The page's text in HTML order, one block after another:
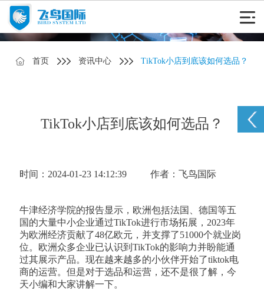
首页 资讯中心 TikTok小店到底该如何选品？
TikTok小店到底该如何选品？
时间：2024-01-23 14:12:39 作者：飞鸟国际
牛津经济学院的报告显示，欧洲包括法国、德国等五
国的大量中小企业通过TikTok进行市场拓展，2023年
为欧洲经济贡献了48亿欧元，并支撑了51000个就业岗
位。欧洲众多企业已认识到TikTok的影响力并盼能通
过其展示产品。现在越来越多的小伙伴开始了tiktok电
商的运营。但是对于选品和运营，还不是很了解，今
天小编和大家讲解一下。